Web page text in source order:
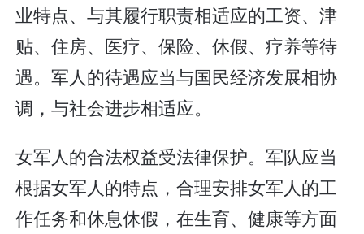
业特点、与其履行职责相适应的工资、津
贴、住房、医疗、保险、休假、疗养等待
遇。军人的待遇应当与国民经济发展相协
调，与社会进步相适应。
女军人的合法权益受法律保护。军队应当
根据女军人的特点，合理安排女军人的工
作任务和休息休假，在生育、健康等方面